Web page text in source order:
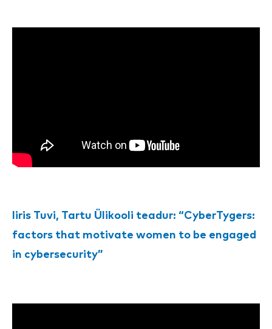
Iiris Tuvi, Tartu Ülikooli teadur: “CyberTygers:
factors that motivate women to be engaged
in cybersecurity”